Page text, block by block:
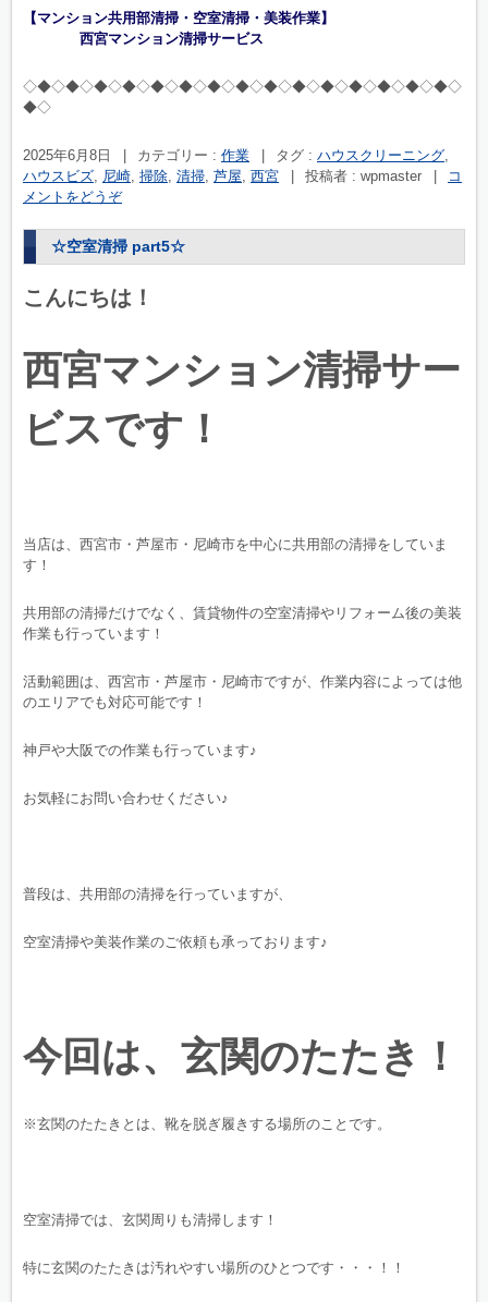
【マンション共用部清掃・空室清掃・美装作業】
西宮マンション清掃サービス
◇◆◇◆◇◆◇◆◇◆◇◆◇◆◇◆◇◆◇◆◇◆◇◆◇◆◇◆◇◆◇
◆◇
2025年6月8日 | カテゴリー : 作業 | タグ : ハウスクリーニング
ハウスビズ
尼崎 掃除 清掃 芦屋 西宮 | 投稿者 : wpmaster |
コ
メントをどうぞ
☆空室清掃 part5☆
こんにちは！
西宮マンション清掃サー
ビスです！
当店は、西宮市・芦屋市・尼崎市を中心に共用部の清掃をしていま
す！
共用部の清掃だけでなく、賃貸物件の空室清掃やリフォーム後の美装
作業も行っています！
活動範囲は、西宮市・芦屋市・尼崎市ですが、作業内容によっては他
のエリアでも対応可能です！
神戸や大阪での作業も行っています♪
お気軽にお問い合わせください♪
普段は、共用部の清掃を行っていますが、
空室清掃や美装作業のご依頼も承っております♪
今回は、玄関のたたき！
※玄関のたたきとは、靴を脱ぎ履きする場所のことです。
空室清掃では、玄関周りも清掃します！
特に玄関のたたきは汚れやすい場所のひとつです・・・！！